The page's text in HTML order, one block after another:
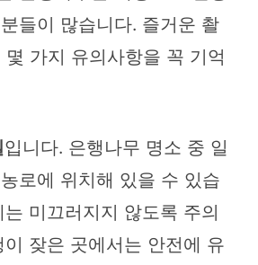
들이 많습니다. 즐거운 촬
가지 유의사항을 꼭 기억
입니다. 은행나무 명소 중 일
로에 위치해 있을 수 있습
미끄러지지 않도록 주의
잦은 곳에서는 안전에 유